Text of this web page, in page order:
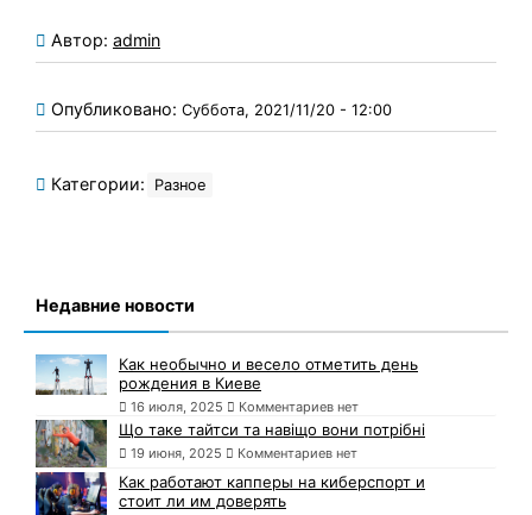
Автор: admin
Опубликовано: Суббота, 2021/11/20 - 12:00
Категории: Разное
Недавние новости
Как необычно и весело отметить день
рождения в Киеве
16 июля, 2025 Комментариев нет
Що таке тайтси та навіщо вони потрібні
19 июня, 2025 Комментариев нет
Как работают капперы на киберспорт и
стоит ли им доверять